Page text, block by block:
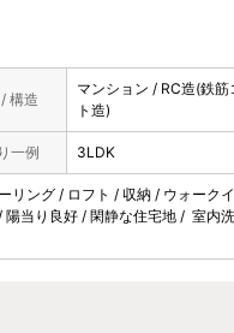
構造
マンション / RC造(鉄筋
ト造)
一例 3LDK
リング / ロフト / 収納 / ウォーク
当り良好 / 閑静な住宅地 / 室内